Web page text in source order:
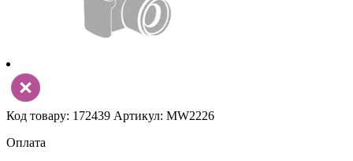
Код товару: 172439 Артикул: MW2226
Оплата